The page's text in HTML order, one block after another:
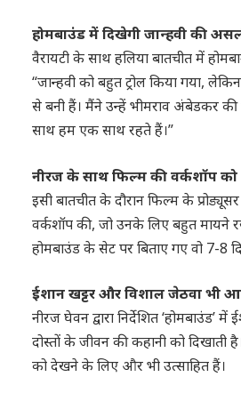
होमबाउंड में दिखेगी जान्हवी की
वैरायटी के साथ हलिया बातचीत में
“जान्हवी को बहुत ट्रोल किया गया,
से बनी हैं। मैंने उन्हें भीमराव अंबेडकर
साथ हम एक साथ रहते हैं।”
नीरज के साथ फिल्म की वर्कशॉप को
इसी बातचीत के दौरान फिल्म के
वर्कशॉप की, जो उनके लिए बहुत मायने
होमबाउंड के सेट पर बिताए गए वो 7-8
ईशान खट्टर और विशाल जेठवा भी
नीरज घेवन द्वारा निर्देशित
दोस्तों के जीवन की कहानी को दिखाती
को देखने के लिए और भी उत्साहित हैं।